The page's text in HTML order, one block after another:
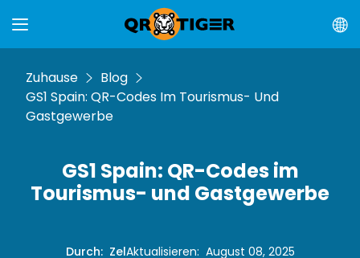
Zuhause
Blog
GS1 Spain: QR-Codes Im Tourismus- Und
Gastgewerbe
GS1 Spain: QR-Codes im
Tourismus- und Gastgewerbe
Durch: ZelAktualisieren: August 08, 2025